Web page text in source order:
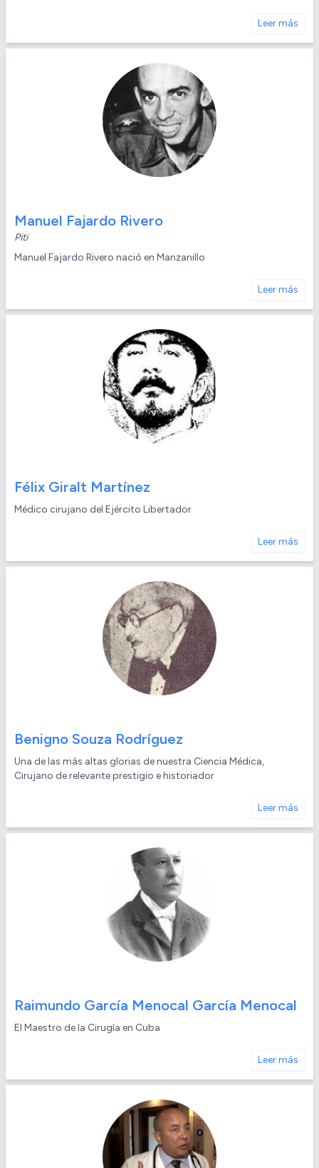
Leer más
Manuel Fajardo Rivero
Piti
Manuel Fajardo Rivero nació en Manzanillo
Leer más
Félix Giralt Martínez
Médico cirujano del Ejército Libertador
Leer más
Benigno Souza Rodríguez
Una de las más altas glorias de nuestra Ciencia Médica,
Cirujano de relevante prestigio e historiador
Leer más
Raimundo García Menocal García Menocal
El Maestro de la Cirugía en Cuba
Leer más